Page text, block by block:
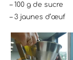
– 100 g de sucre
– 3 jaunes d’œuf